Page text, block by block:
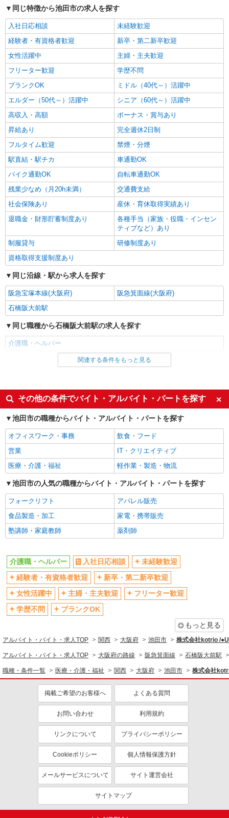
池田市 ★来社不要
キープ 詳細を見る
派遣社員
（株）ウィルオブ・ワークCW 大阪支店/ms270101
介護スタッフ
時給1500円 ◆前払い・日払い・週払いOK
大阪府池田市
詳細を見る
同じ特徴から池田市の求人を探す
入社日応相談
未経験歓迎
経験者・有資格者歓迎
新卒・第二新卒歓迎
女性活躍中
主婦・主夫歓迎
フリーター歓迎
学歴不問
ブランクOK
ミドル（40代～）活躍中
エルダー（50代～）活躍中
シニア（60代～）活躍中
高収入・高額
ボーナス・賞与あり
昇給あり
完全週休2日制
フルタイム歓迎
禁煙・分煙
駅直結・駅チカ
車通勤OK
バイク通勤OK
自転車通勤OK
残業少なめ（月20h未満）
交通費支給
社会保険あり
産休・育休取得実績あり
退職金・財形貯蓄制度あり
各種手当（家族・役職・インセン
ティブなど）あり
制服貸与
研修制度あり
資格取得支援制度あり
同じ沿線・駅から求人を探す
阪急宝塚本線(大阪府)
阪急箕面線(大阪府)
石橋阪大前駅
同じ職種から石橋阪大前駅の求人を探す
介護職・ヘルパー
同じ雇用形態から石橋阪大前駅の求人を探す
同じ特徴から石橋阪大前駅の求人を探す
入社日応相談
未経験歓迎
経験者・有資格者歓迎
新卒・第二新卒歓迎
女性活躍中
主婦・主夫歓迎
フリーター歓迎
学歴不問
ブランクOK
ミドル（40代～）活躍中
エルダー（50代～）活躍中
シニア（60代～）活躍中
高収入・高額
ボーナス・賞与あり
昇給あり
完全週休2日制
フルタイム歓迎
禁煙・分煙
バイク通勤OK
自転車通勤OK
残業少なめ（月20h未満）
交通費支給
社会保険あり
産休・育休取得実績あり
退職金・財形貯蓄制度あり
医療・介護・福祉
介護職・ヘルパー
同じ特徴から求人を探す
ミドル（40代～）活躍中
ボーナス・賞与あり
車通勤OK
交通費支給
社会保険あり
産休・育休取得実績あり
関連する条件をもっと見る
その他の条件でバイト・アルバイト・パートを探す
池田市の職種からバイト・アルバイト・パートを探す
オフィスワーク・事務
飲食・フード
営業
IT・クリエイティブ
医療・介護・福祉
軽作業・製造・物流
池田市の人気の職種からバイト・アルバイト・パートを探す
フォークリフト
アパレル販売
食品製造・加工
家電・携帯販売
塾講師・家庭教師
薬剤師
介護職・ヘルパー 入社日応相談
未経験歓迎
経験者・有資格者歓迎
新卒・第二新卒歓迎
女性活躍中
主婦・主夫歓迎
フリーター歓迎
学歴不問
ブランクOK
もっと見る
アルバイト・バイト・求人TOP 関西 大阪府 池田市 株式会社kotrio /
アルバイト・バイト・求人TOP 大阪府の路線 阪急箕面線 石橋阪大前駅
職種・条件一覧 医療・介護・福祉 関西 大阪府 池田市 株式会社
掲載ご希望のお客様へ よくある質問
お問い合わせ 利用規約
リンクについて プライバシーポリシー
Cookieポリシー 個人情報保護方針
メールサービスについて サイト運営会社
サイトマップ